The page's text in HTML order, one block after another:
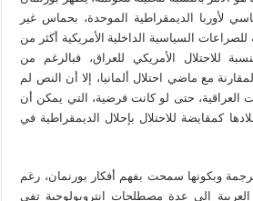
لأوربا الديمقراطية الموحدة، بحماس غير
للصراعات السياسية الداخلية الأمريكية أكثر من
للاحتلال الأمريكي للعراق، فبالرغم من
مع ماضي احتلال ألمانيا، إلا أن النص لم
العراقية، حتى لو كانت فرضية، التي يمكن أن
كمقايضة للاحتلال بإحلال الديمقراطية في
وبكونها سمحت بفهم أفكار بورنمان، رغم
العربية إلى عدة مصطلحات انتروبولوجية تفي